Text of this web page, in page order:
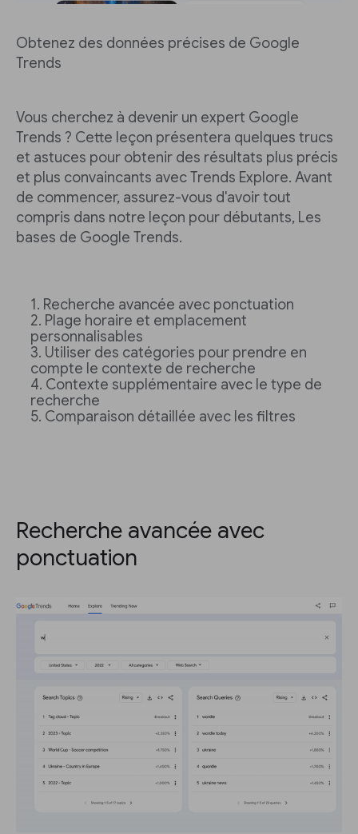
Obtenez des données précises de Google
Trends
Vous cherchez à devenir un expert Google
Trends ? Cette leçon présentera quelques trucs
et astuces pour obtenir des résultats plus précis
et plus convaincants avec Trends Explore. Avant
de commencer, assurez-vous d'avoir tout
compris dans notre leçon pour débutants, Les
bases de Google Trends.
Recherche avancée avec ponctuation
Plage horaire et emplacement
personnalisables
Utiliser des catégories pour prendre en
compte le contexte de recherche
Contexte supplémentaire avec le type de
recherche
Comparaison détaillée avec les filtres
Recherche avancée avec
ponctuation